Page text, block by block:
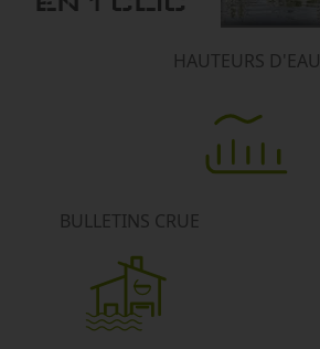
HAUTEURS D'EAU
BULLETINS CRUE